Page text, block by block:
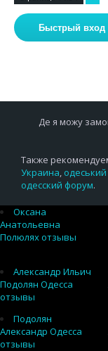
Де я можу
Также
Украина,
одесский форум.
Оксана
Анатольевна
Полюлях отзывы
Александр Ильич
Подолян Одесса
отзывы
Подолян
Александр Одесса
отзывы